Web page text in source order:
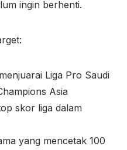
ingin berhenti.
Liga Pro Saudi
Asia
skor liga dalam
yang mencetak 100